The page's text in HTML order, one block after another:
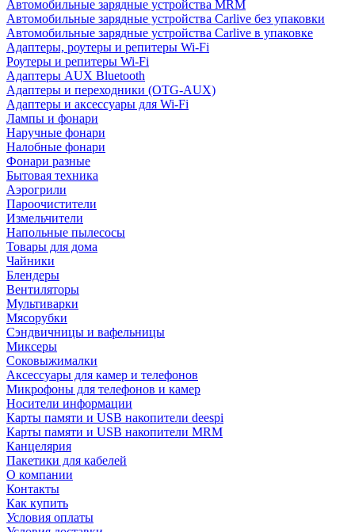
Автомобильные зарядные устройства MRM
Автомобильные зарядные устройства Carlive без упаковки
Автомобильные зарядные устройства Carlive в упаковке
Адаптеры, роутеры и репитеры Wi-Fi
Роутеры и репитеры Wi-Fi
Адаптеры AUX Bluetooth
Адаптеры и переходники (OTG-AUX)
Адаптеры и аксессуары для Wi-Fi
Лампы и фонари
Наручные фонари
Налобные фонари
Фонари разные
Бытовая техника
Аэрогрили
Пароочистители
Измельчители
Напольные пылесосы
Товары для дома
Чайники
Блендеры
Вентиляторы
Мультиварки
Мясорубки
Сэндвичницы и вафельницы
Миксеры
Соковыжималки
Аксессуары для камер и телефонов
Микрофоны для телефонов и камер
Носители информации
Карты памяти и USB накопители deespi
Карты памяти и USB накопители MRM
Канцелярия
Пакетики для кабелей
О компании
Контакты
Как купить
Условия оплаты